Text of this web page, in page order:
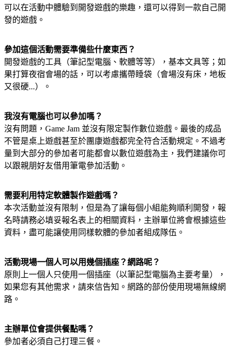
可以在活動中體驗到開發遊戲的樂趣，還可以得到一款自己開
發的遊戲。
參加這個活動需要準備些什麼東西？
開發遊戲的工具（筆記型電腦、軟體等等），基本文具等；如
果打算夜宿會場的話，可以考慮攜帶睡袋（會場沒有床，地板
又很硬...）。
我沒有電腦也可以參加嗎？
沒有問題，Game Jam 並沒有限定製作數位遊戲。最後的成品
不管是桌上遊戲甚至於團康遊戲都完全符合活動規定。不過考
量到大部分的參加者可能都會以數位遊戲為主，我們建議你可
以跟親朋好友借用筆電參加活動。
需要利用特定軟體製作遊戲嗎？
本次活動並沒有限制，但是為了讓每個小組能夠順利開發，報
名時請務必填妥報名表上的相關資料，主辦單位將會根據這些
資料，盡可能讓使用同樣軟體的參加者組成隊伍。
活動現場一個人可以用幾個插座？網路呢？
原則上一個人只使用一個插座（以筆記型電腦為主要考量），
如果您有其他需求，請來信告知。網路的部份使用現場無線網
路。
主辦單位會提供餐點嗎？
參加者必須自己打理三餐。